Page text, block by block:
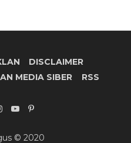
DISCLAIMER
MEDIA SIBER
RSS
© 2020